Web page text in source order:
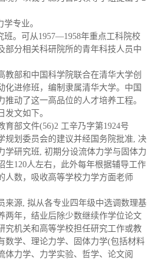
专业。
班。可从1957—1958年重点工科院校
部分相关科研院所的青年科技人员中
教部和中国科学院联合在清华大学创
化进修班，编制隶属清华大学。中国
推动了这一高品位的人才培养工程。
发文如下。
育部文件(56)2 工辛乃字第1924号
规划委员会的建议并经国务院批准, 决
学研究班, 初期分设流体力学与固体力
生120人左右，此外每年根据辅导工作
人数，吸收高等学校力学方面老师
来源, 拟从各专业四年级中选调数理基
两年，结业后除少数继续作学位论文
究机关和高等学校担任研究工作或教
数学、理论力学、固体力学(包括材料
体力学、力学实验、哲学、论文阅